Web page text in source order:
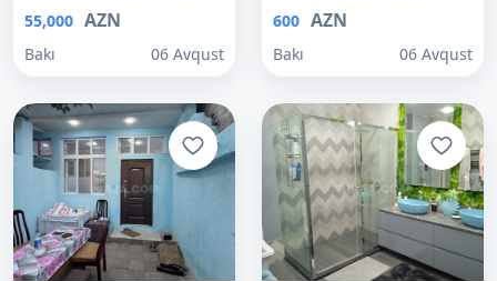
55,000 AZN
Bakı 06 Avqust
600 AZN
Bakı 06 Avqust